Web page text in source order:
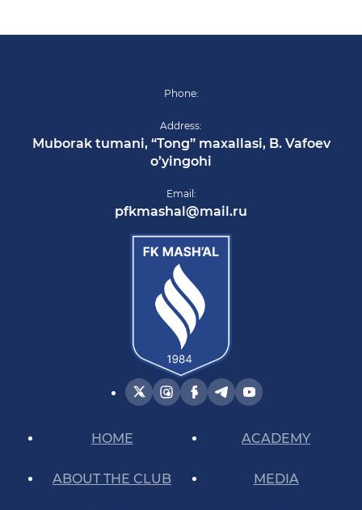
Phone:
Address:
Muborak tumani, “Tong” maxallasi, B. Vafoev
o’yingohi
Email:
pfkmashal@mail.ru
HOME
ABOUT THE CLUB
ACADEMY
MEDIA